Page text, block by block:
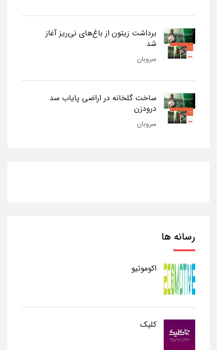
برداشت زیتون از باغ‌های نی‌ریز آغاز
شد
سروبان
ساخت گلخانه در اراضی پایاب سد
درودزن
سروبان
رسانه ها
اکوموتیو
کلیک